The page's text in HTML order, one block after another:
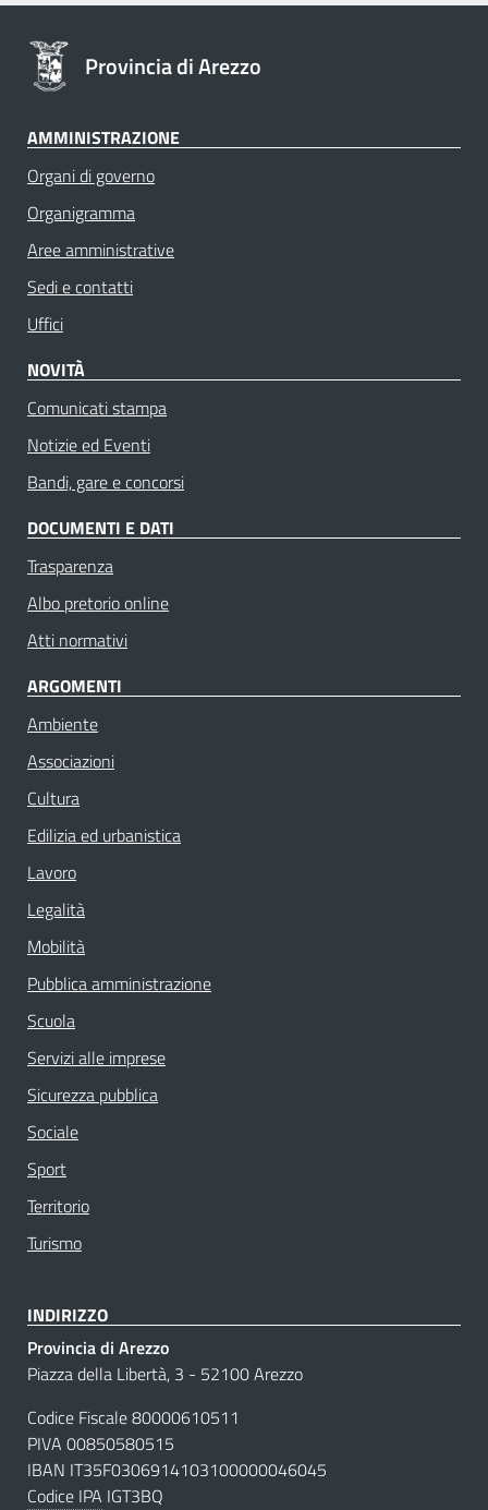
Provincia di Arezzo
AMMINISTRAZIONE
Organi di governo
Organigramma
Aree amministrative
Sedi e contatti
Uffici
NOVITÀ
Comunicati stampa
Notizie ed Eventi
Bandi, gare e concorsi
DOCUMENTI E DATI
Trasparenza
Albo pretorio online
Atti normativi
ARGOMENTI
Ambiente
Associazioni
Cultura
Edilizia ed urbanistica
Lavoro
Legalità
Mobilità
Pubblica amministrazione
Scuola
Servizi alle imprese
Sicurezza pubblica
Sociale
Sport
Territorio
Turismo
INDIRIZZO
Provincia di Arezzo
Piazza della Libertà, 3 - 52100 Arezzo
Codice Fiscale 80000610511
PIVA 00850580515
IBAN IT35F0306914103100000046045
Codice IPA IGT3BQ